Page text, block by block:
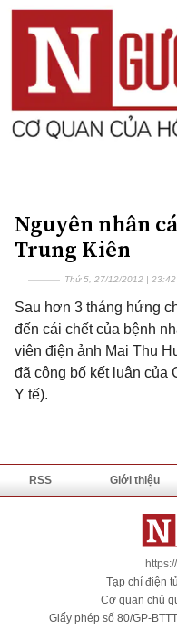
Nguyên nhân
Trung Kiên
Thứ 5, 27/12/2012 | 23:42
Sau hơn 3 tháng hứng
đến cái chết của bệnh
viên điện ảnh Mai Thu
đã công bố kết luận của
Y tế).
RSS Giới thiệu
Tạp chí điện
Cơ quan chủ
Giấy phép số 80/GP-